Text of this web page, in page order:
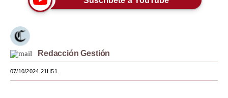
Tendencias
Lujo
Viajes
Redacción Gestión
07/10/2024 21H51